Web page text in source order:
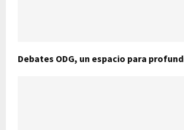
Debates ODG, un espacio para